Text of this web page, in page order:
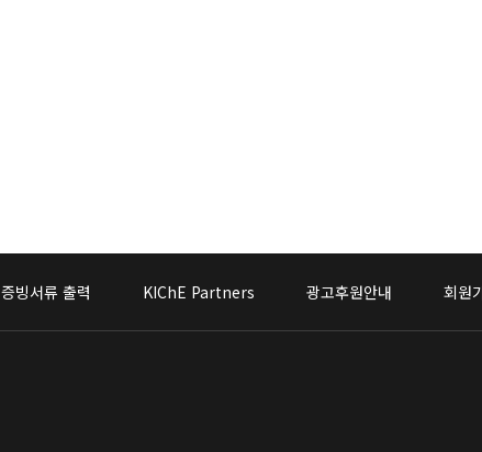
증빙서류 출력 KIChE Partners 광고후원안내 회원